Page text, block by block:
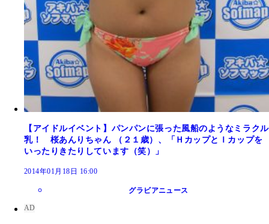
【アイドルイベント】パンパンに張った風船のようなミラクル
乳！ 桜あんりちゃん （２１歳）、「ＨカップとＩカップを
いったりきたりしています（笑）」
2014年01月18日 16:00
グラビアニュース